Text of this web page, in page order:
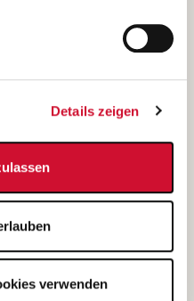
Details zeigen
verwenden